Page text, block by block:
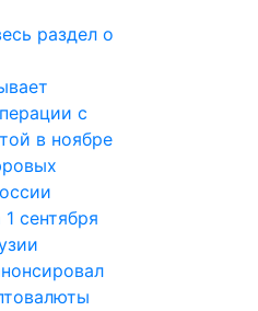
с
в ноябре
сентября